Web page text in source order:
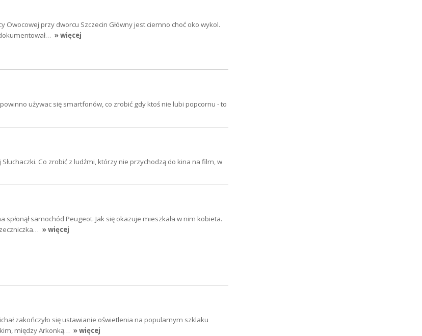
Owocowej przy dworcu Szczecin Główny jest ciemno choć oko wykol.
» więcej
używac się smartfonów, co zrobić gdy ktoś nie lubi popcornu - to
Co zrobić z ludźmi, którzy nie przychodzą do kina na film, w
spłonął samochód Peugeot. Jak się okazuje mieszkała w nim kobieta.
» więcej
zakończyło się ustawianie oświetlenia na popularnym szklaku
między Arkonką… » więcej